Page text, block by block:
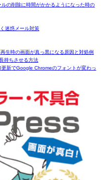
の削除に時間がかかるようになった時の
迷惑メール対策
生時の画面が真っ黒になる原因と対処例
持ちさせる方法
新でGoogle Chromeのフォントが変わっ